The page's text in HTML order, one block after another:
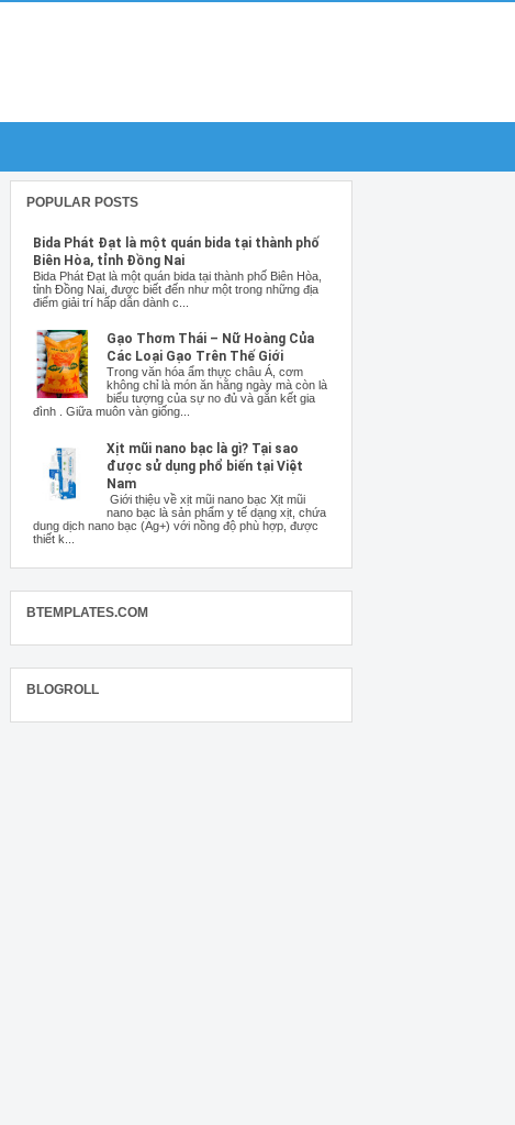
POPULAR POSTS
Bida Phát Đạt là một quán bida tại thành phố
Biên Hòa, tỉnh Đồng Nai
Bida Phát Đạt là một quán bida tại thành phố Biên Hòa,
tỉnh Đồng Nai, được biết đến như một trong những địa
điểm giải trí hấp dẫn dành c...
Gạo Thơm Thái – Nữ Hoàng Của
Các Loại Gạo Trên Thế Giới
Trong văn hóa ẩm thực châu Á, cơm
không chỉ là món ăn hằng ngày mà còn là
biểu tượng của sự no đủ và gắn kết gia
đình . Giữa muôn vàn giống...
Xịt mũi nano bạc là gì? Tại sao
được sử dụng phổ biến tại Việt
Nam
Giới thiệu về xịt mũi nano bạc Xịt mũi
nano bạc là sản phẩm y tế dạng xịt, chứa
dung dịch nano bạc (Ag+) với nồng độ phù hợp, được
thiết k...
BTEMPLATES.COM
BLOGROLL